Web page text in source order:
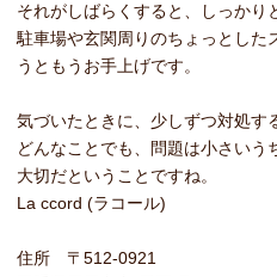
それがしばらくすると、しっかり
駐車場や玄関周りのちょっとした
うともうお手上げです。
気づいたときに、少しずつ対処す
どんなことでも、問題は小さい
大切だということですね。
La ccord (ラコール)
住所 〒512-0921